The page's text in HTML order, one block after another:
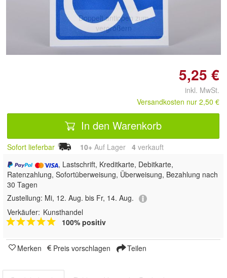
Doppelt antippen zum
vergrößern
5,25 €
inkl. MwSt.
Versandkosten nur 2,50 €
In den Warenkorb
Sofort lieferbar 10+ Auf Lager 4 verkauft
, Lastschrift, Kreditkarte, Debitkarte,
Ratenzahlung, Sofortüberweisung, Überweisung, Bezahlung nach
30 Tagen
Zustellung: Mi, 12. Aug. bis Fr, 14. Aug.
Verkäufer: Kunsthandel
100% positiv
Merken Preis vorschlagen Teilen